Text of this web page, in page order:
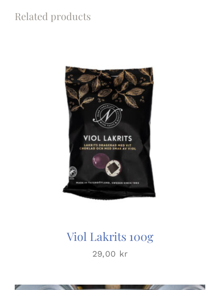
Related products
Viol Lakrits 100g
29,00 kr